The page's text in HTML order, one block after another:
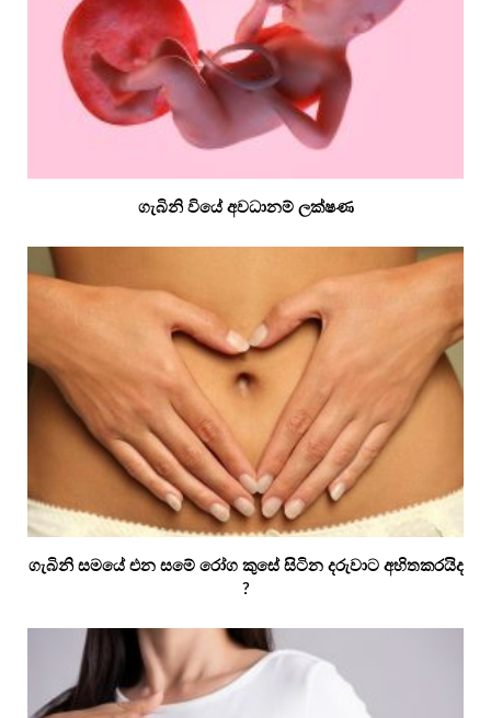
ගැබිනි වියේ අවධානම් ලක්ෂණ
ගැබිනි සමයේ එන සමේ රෝග කුසේ සිටින දරුවාට අහිතකරයිද
?